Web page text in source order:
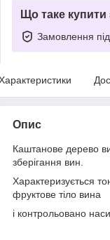
Що таке
Замовлення
Опис
Каштанове дерево
зберігання вин.
Характеризується
фруктове тіло вина
і контрольовано